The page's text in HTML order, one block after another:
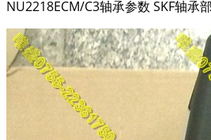
NU2218ECM/C3轴承参数 SKF轴承